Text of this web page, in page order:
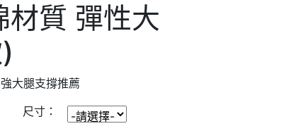
質 彈性大
大腿支撐推薦
尺寸：